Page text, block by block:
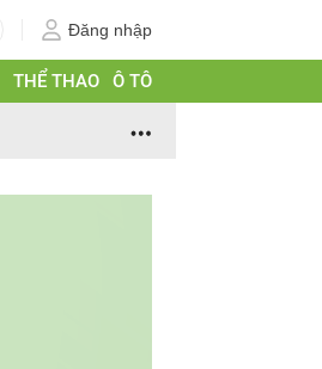
Đăng nhập
THỂ THAO Ô TÔ